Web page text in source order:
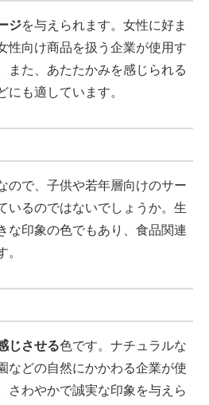
ジを与えられます。女性に好ま
性向け商品を扱う企業が使用す
また、あたたかみを感じられる
にも適しています。
ので、子供や若年層向けのサー
いるのではないでしょうか。生
な印象の色でもあり、食品関連
。
じさせる色です。ナチュラルな
などの自然にかかわる企業が使
さわやかで誠実な印象を与えら